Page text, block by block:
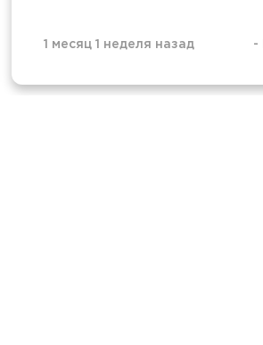
1 месяц 1 неделя назад -